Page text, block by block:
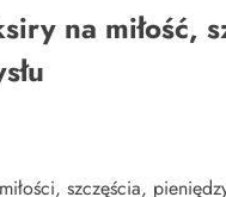
na miłość,
szczęścia,